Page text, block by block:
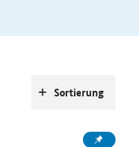
Sortierung